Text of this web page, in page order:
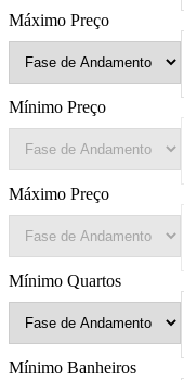
Máximo Preço
Mínimo Preço
Máximo Preço
Mínimo Quartos
Mínimo Banheiros